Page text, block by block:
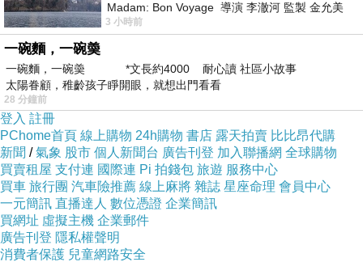
更多資料、資訊參考分享↓↓↓
Madam: Bon Voyage 導演 李澈河 監製 金允美
劇本 申鉉成 主演 嚴正化 朴誠雄
3 小時前
一碗麵，一碗羮
一碗麵，一碗羮 *文長約4000 耐心讀 社區小故事
太陽眷顧，稚齡孩子睜開眼，就想出門看看
28 分鐘前
登入 註冊
PChome首頁 線上購物 24h購物 書店 露天拍賣 比比昂代購
新聞 /氣象 股市 個人新聞台 廣告刊登 加入聯播網 全球購物
買賣租屋 支付連 國際連 Pi 拍錢包 旅遊 服務中心
買車 旅行團 汽車險推薦 線上麻將 雜誌 星座命理 會員中心
一元簡訊 直播達人 數位憑證 企業簡訊
買網址 虛擬主機 企業郵件
廣告刊登 隱私權聲明
消費者保護 兒童網路安全